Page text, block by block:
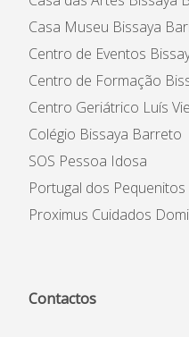
Casa Museu Bissaya
Centro de Eventos
Centro de Formação
Centro Geriátrico Luís
Colégio Bissaya Barreto
SOS Pessoa Idosa
Portugal dos Pequenitos
Proximus Cuidados
Contactos